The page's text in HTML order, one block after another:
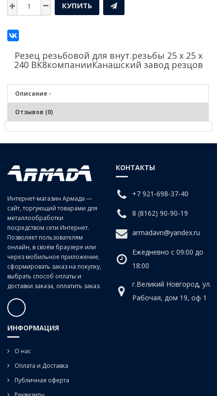
КУПИТЬ
Резец резьбовой для внут.резьбы 25 х 25 х
240 ВК8компанииКанашский завод резцов
Описание -
Отзывов (0)
Интернет-магазин Армада —
сайт, торгующий товарами для
металлообработки
посредством сети Интернет.
Позволяет пользователям
онлайн, в своём браузере или
через мобильное приложение,
сформировать заказ на покупку,
выбрать способ оплаты и
доставки заказа, оплатить заказ.
КОНТАКТЫ
+7 921-698-37-40
8 (8162) 90-90-19
armadavn@yandex.ru
Ежедневно с 09:00 до
18:00
г.Великий Новгород, ул.
Рабочая, дом 19, оф 1
ИНФОРМАЦИЯ
О нас
Оплата и Доставка
Публичная оферта